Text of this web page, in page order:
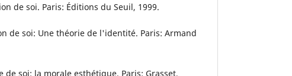
de soi. Paris: Éditions du Seuil, 1999.
de soi: Une théorie de l'identité. Paris: Armand
de soi: la morale esthétique. Paris: Grasset,